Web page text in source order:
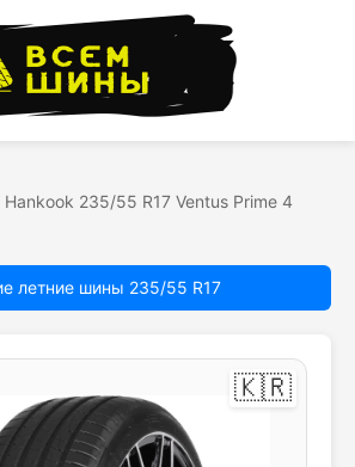
Hankook 235/55 R17 Ventus Prime 4
летние шины 235/55 R17
🇰🇷